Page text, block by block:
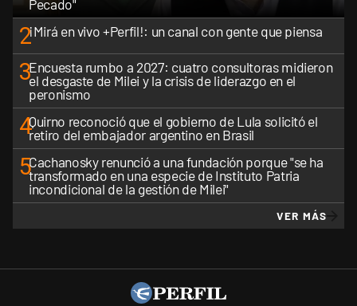
Pecado"
2¡Mirá en vivo +Perfil!: un canal con gente que piensa
3Encuesta rumbo a 2027: cuatro consultoras midieron
el desgaste de Milei y la crisis de liderazgo en el
peronismo
4Quirno reconoció que el gobierno de Lula solicitó el
retiro del embajador argentino en Brasil
5Cachanosky renunció a una fundación porque "se ha
transformado en una especie de Instituto Patria
incondicional de la gestión de Milei"
VER MÁS